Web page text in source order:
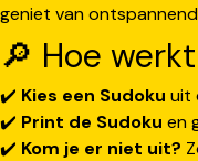
geniet van
🔎 Hoe
✔️ Kies een Sudoku uit
✔️ Print de Sudoku en
✔️ Kom je er niet uit?